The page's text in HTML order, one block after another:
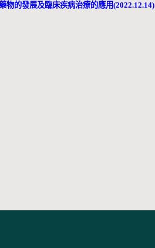
的發展及臨床疾病治療的應用(2022.12.14)